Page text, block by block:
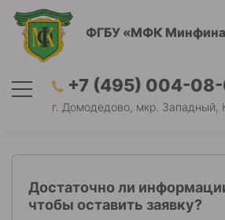
ФГБУ «МФК Минфина
+7 (495) 004-08-
г. Домодедово, мкр. Западный,
Достаточно ли
чтобы оставить заявку?